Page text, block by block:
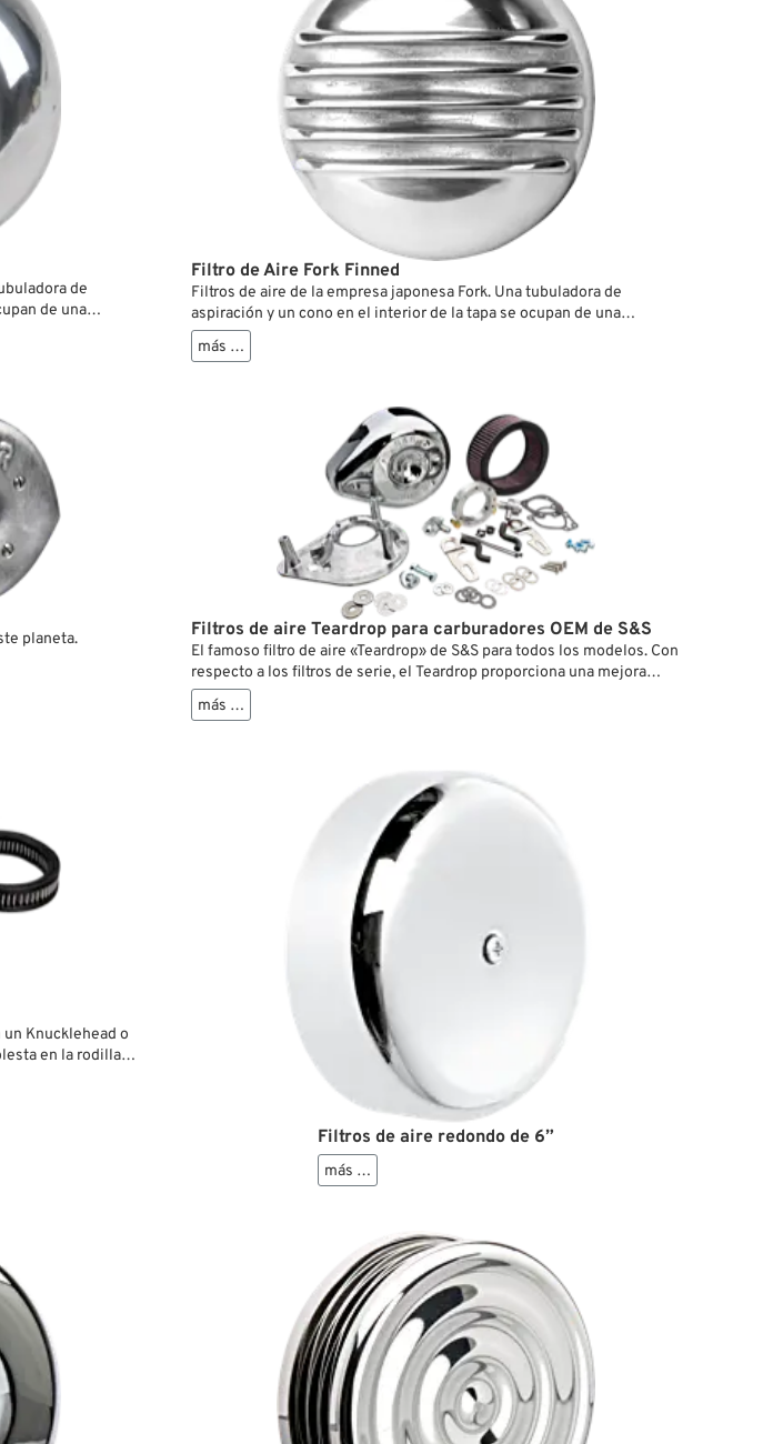
de
de una
Filtro de Aire Fork Finned
Filtros de aire de la empresa japonesa Fork. Una tubuladora de
aspiración y un cono en el interior de la tapa se ocupan de una
corriente mejorada. En la placa base está introducido un elemento
filtrante de espuma.
más …
planeta.
Filtros de aire Teardrop para carburadores OEM de S&S
El famoso filtro de aire «Teardrop» de S&S para todos los modelos. Con
respecto a los filtros de serie, el Teardrop proporciona una mejora
notable del flujo de la mezcla y del rendimiento: las mediciones que
S&S realizó con este filtro sacaron en 5 caballos más en una Sportster
más …
un Knucklehead o
en la rodilla
de perfil
anchura total.
Filtros de aire redondo de 6”
más …